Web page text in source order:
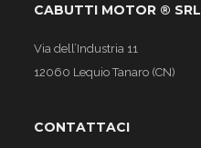
CABUTTI MOTOR ® SRL
Via dell’Industria 11
12060 Lequio Tanaro (CN)
CONTATTACI